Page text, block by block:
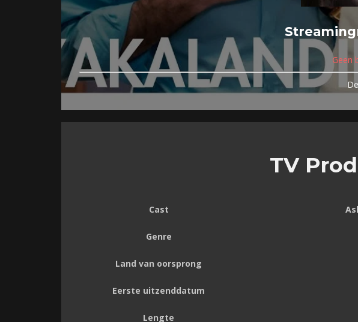
Geen
TV
Cast
Genre
Land van oorsprong
Eerste uitzenddatum
Lengte